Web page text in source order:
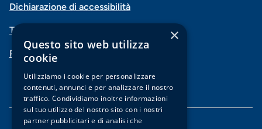
navigazione
piè
di
pagina
Dichiarazione di accessibilità
Trasparenza
PSD2-Open Banking
×
Questo sito web utilizza
cookie
Utilizziamo i cookie per personalizzare
contenuti, annunci e per analizzare il nostro
traffico. Condividiamo inoltre informazioni
sul tuo utilizzo del nostro sito con i nostri
partner pubblicitari e di analisi che